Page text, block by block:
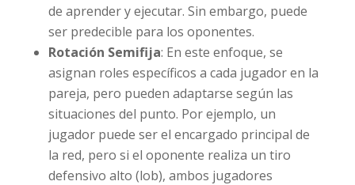
de aprender y ejecutar. Sin embargo, puede
ser predecible para los oponentes.
Rotación Semifija: En este enfoque, se
asignan roles específicos a cada jugador en la
pareja, pero pueden adaptarse según las
situaciones del punto. Por ejemplo, un
jugador puede ser el encargado principal de
la red, pero si el oponente realiza un tiro
defensivo alto (lob), ambos jugadores